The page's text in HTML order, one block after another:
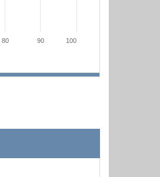
80 90 100